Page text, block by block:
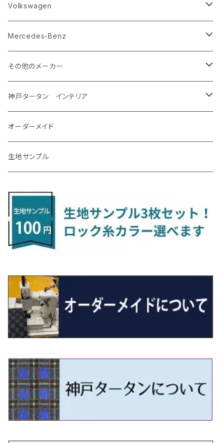
H29/10～ NTP10
ＲＡＶ４
H12/5～H28/8 20/30系
H31/4～R7/12 50系
アイシス
H24/6～H29/12 10系
アクア
H23/12～R3/7 NHP10
R3/7～ MXPK系
アベンシス
H23/9～H30/4 270系
アリオン
H23/10～R3/3 260系
アルファード/ヴェルファイアＨＶ
H27/1～R5/6 30系
R5/6～ 40系
H24/4～29/10 20系
ヴィッツ
H22/12～R2/3 130系
ヴォクシー
H26/1～R4/1 80系
R4/1～ 90系
エスクァイア
H26/10～R3/12 80系
エスティマ
H18/1～H24/5（前期）
H24/5～R1/10（後期）
エスティマ・ハイブリッド
H18/6～H24/5（前期）
H24/5～R1/10（後期）
オーリス
H24/8～H30/3 180系
カムリ
H29/3～
ＬＭ
R5/12〜 4人乗 TAWH15W
R6/5～ 6人乗 TAWH15W
ＬＳ４６０
H18/9～H29/10
ＬＳ６００ｈ
H19/5～H29/10
ＬＳ５００/ＬＳ５００ｈ
H29/10～
ＬＸ
H27/9～R3/10 URJ201W
ＮＸ
R3/11～ 20系
H26/10～
ＲＸ
H27/10～R4/7 20系5人乗
H29/12～R4/7 20系7人乗
R4/11～ 10系
ＵＸ
H30/11～
H17/11～H30/3 Y12
エクストレイル
H25/12～R4/7 T32
R4/7～ T33
エルグランド
H22/8～R8/7 E52
R8/7～ E53
オーラ
R3/8～ E13
ＮＶ３５０キャラバン
H24/6～ E26 3人乗
H24/6～ E26 5・6人乗
キューブ
H14/10～R2/3 Z11・Z12
キックス
R2/6~R8/6 15系(e-POWER)
R8/6～ 16系
H11/6～H16/10 Y34
サクラ
R4/5～ B6AW
シーマ
H13/1～R4/8 F50・Y51
シルビア
H3/1～H11/1 S13・S14
H11/1～H14/11 S15
シルフィ
H24/12～R3/10 TB17
ジューク
H22/6～R2/6 F15
スカイライン
H13/6～H18/11 V35
スカイライン・クロスオーバー
H23/12～R5/4 GJ/GK系
H20/6～H27/3 YA系
エクシーガクロスオーバー７
H27/4～H30/3 YAM
クロストレック
R4/9～ GU系
サンバーバン/ディアス
H11/2～H24/2 TV系
H24/4～R4/1 S3系
サンバートラック
H24/2～H26/9 S200系
H26/9～ S500系
シフォン
H28/12～R1/7 LA600/610
ジャスティ
H23/5～ LA100系
ソルテラ
R4/5~ XEAM10X・YEAM15X
ディアスワゴン
H21/9～R2/4 S300系
トレジア
H22/11～H28/3 120系
フォレスター
H14/2～ SG/SH/SJ/SK系
プレオ
H22/4～H30/3 L275/285
プレオプラス
H24/12～H29/5 LA300/310
レヴォーグ
R1/10～ DM系
ＣＸ－６０
R4/9～ KH系
ＭＡＺＤＡ２
R1/9～ DJ系
ＭＡＺＤＡ３
R1/5～ BP系
ＭＡＺＤＡ６
R1/8～ GJ系
ＭＸ－３０
R2/10～ DREJ3P
アクセラ/アクセラ・スポーツ
H24/11～R1/8 GJ系
キャロル
H27/1～ HB36/37/97S
キャロルエコ
H24/11～H27/1 HB35S
スクラム
H17/9～ DG64/DG17
スクラムトラック
H25/9～ DG16T
デミオ
H19/7～R1/7 DE/DJ系
ビアンテ
H20/7～30/3 CC系
ファミリア バン
H26/11～R4/8 LA700系
キャスト
H27/9～R5/6 LA250/260S
グランマックスカーゴ
R2/9～ S403/413V
グランマックストラック
R2/9～ S403/413P
コペン
H14/6～ L880/LA400K
タフト
R2/6～ LA900/910S
タント
R1/7～ LA650/660
H28/11～ M900系
ハイゼット・キャディー
H28/6～R3/9 LA700V
ハイゼット・カーゴ
H16/12～ S300/S700系
ハイゼット・トラック
H11/1～ S200/S500系
ブーン
H28/4～R5/12 M700系
ミラ
H18/12～ L275/285
ミラ・イース
H23/9～ LA300系
ミラ・ココア
H27/2～R2/11
アルト
H26/12～R3/12 HA36
R3/12～ HA37/97S
アルトラパン/アルトラパンショコラ
H20/11～ HE22/33S
アルトラパンLC
R4/6～ HE33S
イグニス
H28/2～ FF21S
エスクード
H17/5～H27/10 TA/TD系
エブリィ
H13/9～ DA系
クロスビー(XBEE)
H29/12～R7/10 MN71S
ジムニー
H3/6～ JA/JB系
ジムニーノマド
R7/4～ JC74W
ジムニーワイド/ジムニーシエラ
H10/1～H14/1 JB33/43W
H14/1～ JB43/74W
スイフト/スイフトスポーツ
H22/9～ スイフト
H23/12～
スペーシア/スペーシアカスタム/スペーシアギア
H25/3～R5/11
スペーシアベース
H22/2～ GA系
ｅｋスペース
H26/2～ B11A/B30系/BA系
ｅｋスペースカスタム/ｅｋクロススペース
H26/2～ B11A/B30系
ｅｋワゴン
H25/6～ B11W/B30系
ｅｋカスタム/ｅｋクロス
H25/6～H31/3 ｅｋカスタム
H31/3～ ｅｋクロス
ekクロスEV
R4/6～ B5AW
アイミーブ
H24/10～R2/12 GF系
アウトランダーＰＨＥＶ
H25/1～ GG/GN系 5人乗
エクリプスクロス/エクリプスクロスPHEV
H30/3～ GK/GL系
タウンボックス
H26/2～ DS17/64W
ディグニティ
H24/7～H29/1 BHGY51
デリカＤ：２
H23/3～ MB系
デリカＤ：３
H23/10～H31/4 BM20 7人乗
デリカＤ：５
CR-V
H23/12～28/8 RM1/4
H30/8～R4/12 RW1/2・RT5/6 5人乗り
CR-Z
H22/2～29/1 ZF1・ZF2
NBOX/NBOXカスタム
H23/12～H29/9 JF1/2
H29/9～R5/10 JF3/4
NBOXプラス/NBOXプラスカスタム
H24/7～H29/8 JF1/2
NBOXスラッシュ
H26/12～R2/2 JF1/2
NBOXジョイ
H24/11～R2/3 JG1・JG2
R2/11～ JG3・JG4
N-ONE e:
R7/9~ JG5
N-VAN
H30/7～ JJ1・JJ2
N-VAN e:
R6/10~ JJ3
N‐WGN/N‐WGNカスタム
H25/11～ JH1・JH2・JH3・JH4
S660
H27/4～R3/12 JW5
WR-V
R6/3～ DG5
ZR-V
Volkswagen
アップ
H24/10～R3/3 AA系
アルテオン
H29/10～ ３HD系
ゴルフ
H25/4～R3/4 AU系
R3/6～ CDD系
H16/4～28/1 １T系 トゥラン
シャラン
H23/2～ 7N系
Tクロス
R2/7～ A1D系
ティグアン
H20/9～H29/1 5NC系
トゥアレグ
H15/9～H30/4 7L/7P系
パサート
H23/5～H27/7 3CCAX
H27/7～ 3CC/3CD系
ザ・ビートル
H24/4～R3/4 16C系
ポロ
H21/10～H30/3 6RC系
H30/3～ AW系
Mercedes-Benz
Ａクラス
H24/11～30/10
H30/10～
Ｂクラス
H24/4～R1/6
Ｃクラス
H26/7～R4/2
ＣＬＡクラス
H27/6～R1/8
ＣＬＳクラス
H30/6～
Ｅクラス
H28/7～
ＧＬＡクラス
H26/5～R2/6
ＧＬＥクラス
R1/6～
Ｓクラス
H25/10～R3/10
Ｖクラス
H27/4～
その他のメーカー
MINI
MINIクロスオーバー
神戸タータン インテリア
ラグマット
ラグマットセカンド（L）
ラグマットミニ（S）
オーダーメイド
生地サンプル